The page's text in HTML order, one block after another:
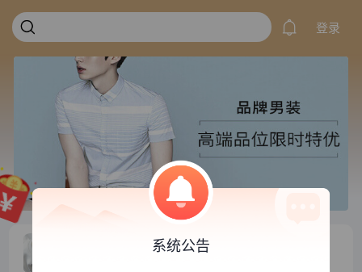
登录
系统公告